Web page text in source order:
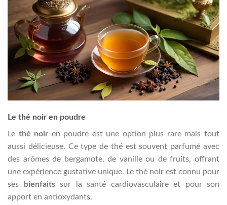
Le thé noir en poudre
Le thé noir en poudre est une option plus rare mais tout
aussi délicieuse. Ce type de thé est souvent parfumé avec
des arômes de bergamote, de vanille ou de fruits, offrant
une expérience gustative unique. Le thé noir est connu pour
ses
bienfaitssur la santé cardiovasculaire et pour son
apport en antioxydants.